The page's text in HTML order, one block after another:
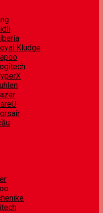
Kludge